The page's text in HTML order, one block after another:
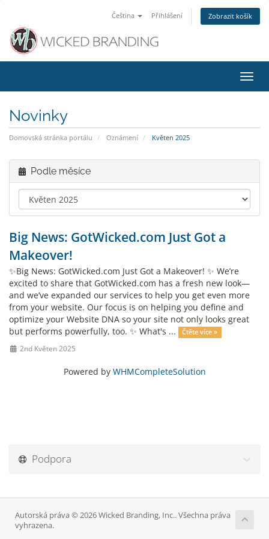
Čeština Přihlášení Zobrazit košík
Novinky
Domovská stránka portálu Oznámení Květen 2025
Podle měsíce
Big News: GotWicked.com Just Got a
Makeover!
✨Big News: GotWicked.com Just Got a Makeover! ✨ We’re
excited to share that GotWicked.com has a fresh new look—
and we’ve expanded our services to help you get even more
from your website. Our focus is on helping you define and
optimize your Website DNA so your site not only looks great
but performs powerfully, too. ✨ What's ...
Čtěte více »
2nd Květen 2025
Powered by WHMCompleteSolution
Podpora
Autorská práva © 2026 Wicked Branding, Inc.. Všechna práva
vyhrazena.